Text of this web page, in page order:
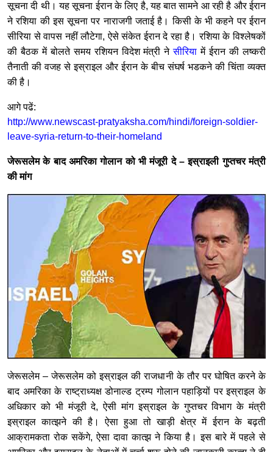
सूचना दी थी। यह सूचना ईरान के लिए है, यह बात सामने आ रही है और ईरान
ने रशिया की इस सूचना पर नाराजगी जताई है। किसी के भी कहने पर ईरान
सीरिया से वापस नहीं लौटेगा, ऐसे संकेत ईरान दे रहा है। रशिया के विश्लेषकों
की बैठक में बोलते समय रशियन विदेश मंत्री नेसीरिया में ईरान की लष्करी
तैनाती की वजह से इस्राइल और ईरान के बीच संघर्ष भडकने की चिंता व्यक्त
की है।
आगे पढें:
http://www.newscast-pratyaksha.com/hindi/foreign-soldier-
leave-syria-return-to-their-homeland
जेरूसलेम के बाद अमरिका गोलान को भी मंजूरी दे – इस्राइली गुप्तचर मंत्री
की मांग
जेरूसलेम – जेरूसलेम को इस्राइल की राजधानी के तौर पर घोषित करने के
बाद अमरिका के राष्ट्राध्यक्ष डोनाल्ड ट्रम्प गोलान पहाड़ियों पर इस्राइल के
अधिकार को भी मंजूरी दे, ऐसी मांग इस्राइल के गुप्तचर विभाग के मंत्री
इस्राइल कात्झने की है। ऐसा हुआ तो खाड़ी क्षेत्र में ईरान के बढ़ती
आक्रामकता रोक सकेंगे, ऐसा दावा कात्झ ने किया है। इस बारे में पहले से